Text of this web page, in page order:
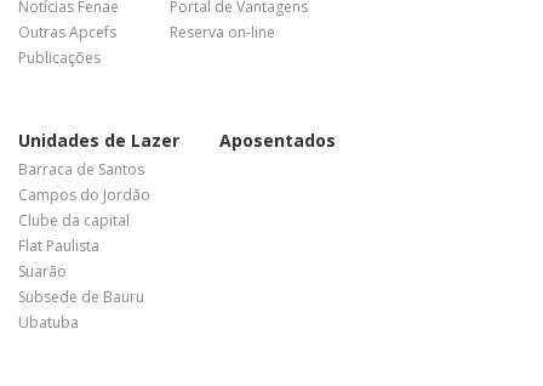
Notícias Fenae
Outras Apcefs
Publicações
Portal de Vantagens
Reserva on-line
Unidades de Lazer
Barraca de Santos
Campos do Jordão
Clube da capital
Flat Paulista
Suarão
Subsede de Bauru
Ubatuba
Aposentados